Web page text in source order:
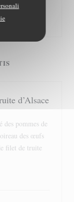
d’Alsace
des pommes de
des œufs
filet de truite